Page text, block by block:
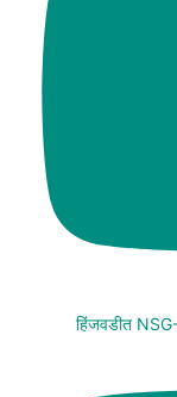
हिंजवडीत NSG-